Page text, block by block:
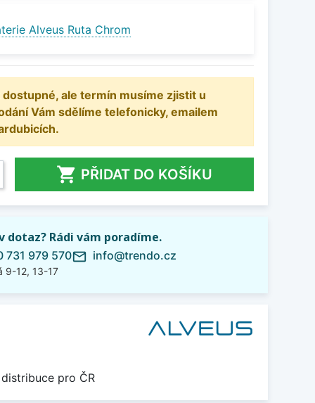
Alveus Ruta Chrom
ale termín musíme zjistit u
Vám sdělíme telefonicky, emailem
 PŘIDAT DO KOŠÍKU
dotaz? Rádi vám poradíme.
731 979 570
9-12, 13-17
mail_outline info@trendo.cz
pro ČR